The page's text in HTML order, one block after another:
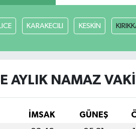
KARAKECILI KESKİN
AYLIK NAMAZ
İMSAK GÜNEŞ